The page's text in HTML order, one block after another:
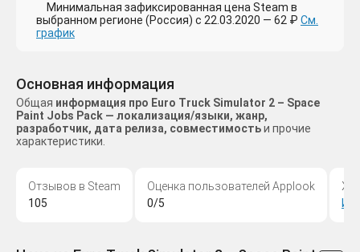
Минимальная зафиксированная цена Steam в
выбранном регионе (Россия) с 22.03.2020 — 62 ₽ См.
график
Основная информация
Общая информация про Euro Truck Simulator 2 – Space
Paint Jobs Pack — локализация/языки, жанр,
разработчик, дата релиза, совместимостьи прочие
характеристики.
Отзывов в Steam
105
Оценка пользователей Applook
0/5